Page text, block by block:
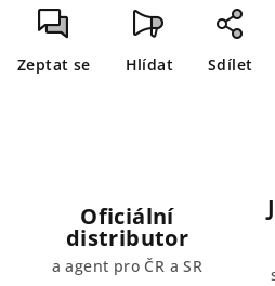
Zeptat se Hlídat Sdílet
Oficiální
distributor
a agent pro ČR a SR